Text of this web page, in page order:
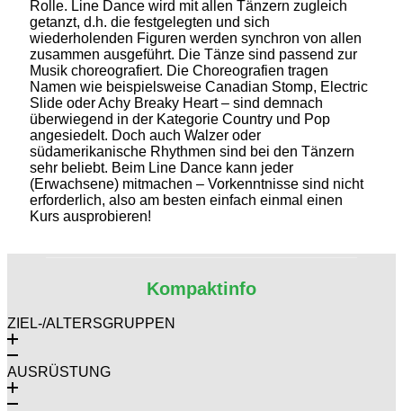
Rolle. Line Dance wird mit allen Tänzern zugleich
getanzt, d.h. die festgelegten und sich
wiederholenden Figuren werden synchron von allen
zusammen ausgeführt. Die Tänze sind passend zur
Musik choreografiert. Die Choreografien tragen
Namen wie beispielsweise Canadian Stomp, Electric
Slide oder Achy Breaky Heart – sind demnach
überwiegend in der Kategorie Country und Pop
angesiedelt. Doch auch Walzer oder
südamerikanische Rhythmen sind bei den Tänzern
sehr beliebt. Beim Line Dance kann jeder
(Erwachsene) mitmachen – Vorkenntnisse sind nicht
erforderlich, also am besten einfach einmal einen
Kurs ausprobieren!
Kompaktinfo
ZIEL-/ALTERSGRUPPEN
AUSRÜSTUNG